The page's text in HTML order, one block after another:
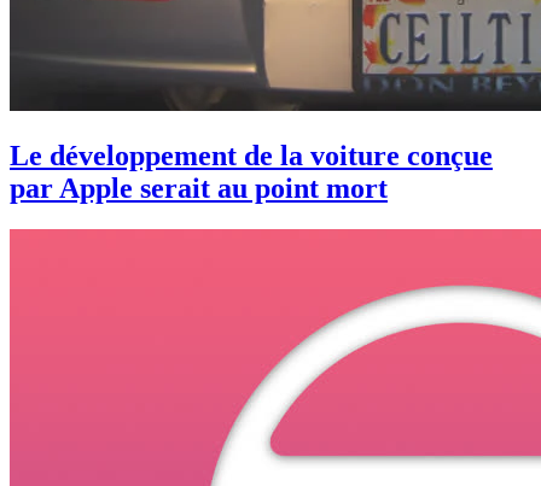
Le développement de la voiture conçue
par Apple serait au point mort